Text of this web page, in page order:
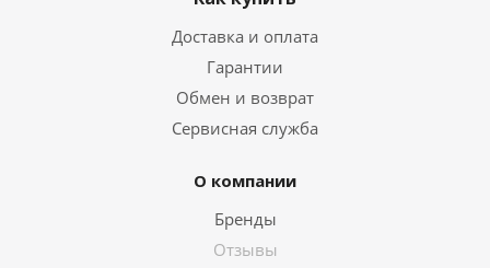
Доставка и оплата
Гарантии
Обмен и возврат
Сервисная служба
О компании
Бренды
Отзывы